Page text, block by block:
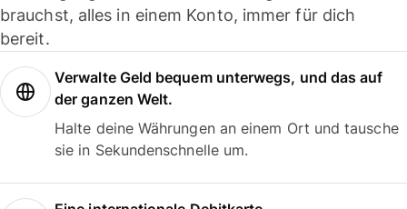
brauchst, alles in einem Konto, immer für dich
bereit.
Verwalte Geld bequem unterwegs, und das auf
der ganzen Welt.
Halte deine Währungen an einem Ort und tausche
sie in Sekundenschnelle um.